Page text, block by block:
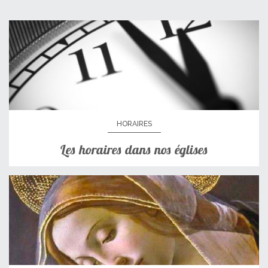
HORAIRES
Les horaires dans nos églises